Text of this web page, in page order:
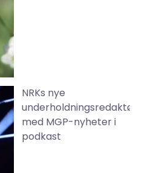
NRKs nye
underholdningsredaktør
med MGP-nyheter i
podkast